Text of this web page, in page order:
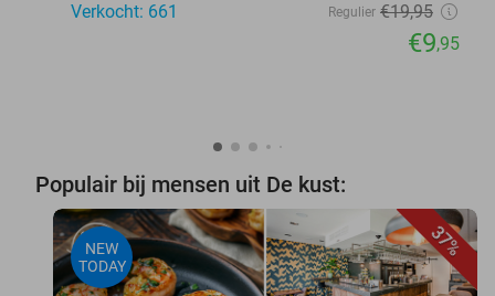
Verkocht: 661 Regulier €19,95
€9,95
Populair bij mensen uit De kust:
37%
NEW
TODAY